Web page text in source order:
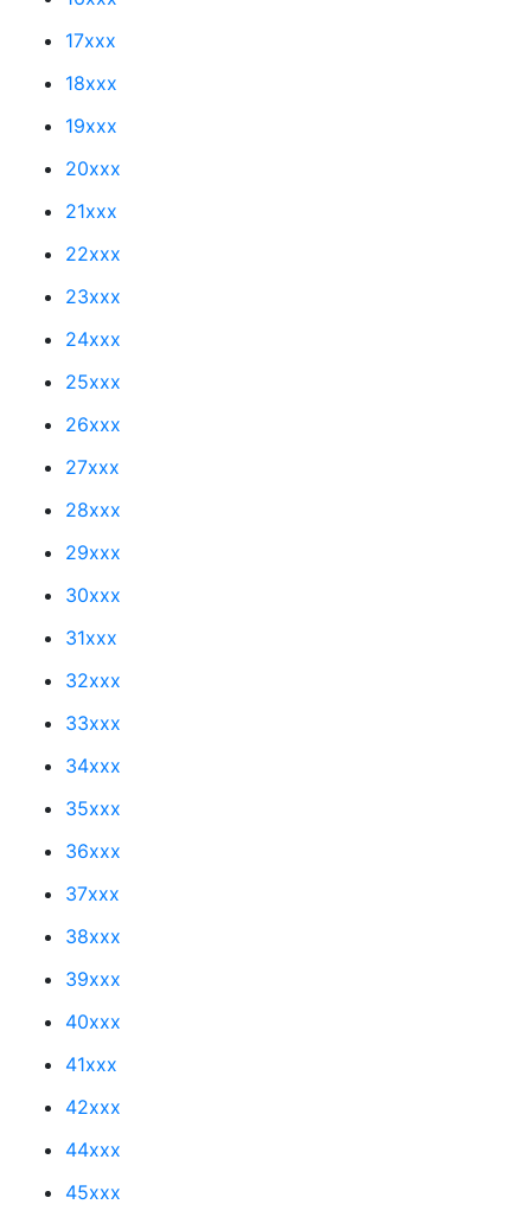
17xxx
18xxx
19xxx
20xxx
21xxx
22xxx
23xxx
24xxx
25xxx
26xxx
27xxx
28xxx
29xxx
30xxx
31xxx
32xxx
33xxx
34xxx
35xxx
36xxx
37xxx
38xxx
39xxx
40xxx
41xxx
42xxx
44xxx
45xxx